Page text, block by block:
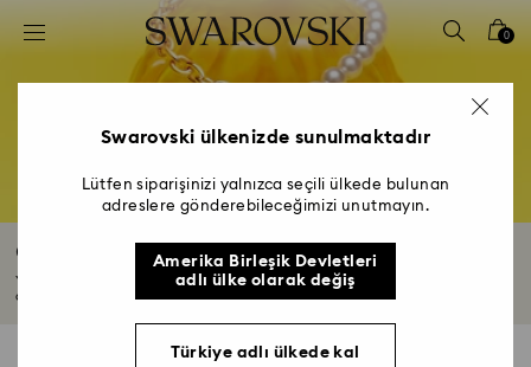
Accesskeys list
2 - Footer
4 - Search results
0
Outlet Kolyeler ve Kolye Uçları
Yeni günlük favorilerinizi mi arıyorsunuz? Kolye ve kolye uçları
outlet'imizden...
Filtre
Swarovski ülkenizde sunulmaktadır
Lütfen siparişinizi yalnızca seçili ülkede bulunan
adreslere gönderebileceğimizi unutmayın.
Amerika Birleşik Devletleri
adlı ülke olarak değiş
Türkiye adlı ülkede kal